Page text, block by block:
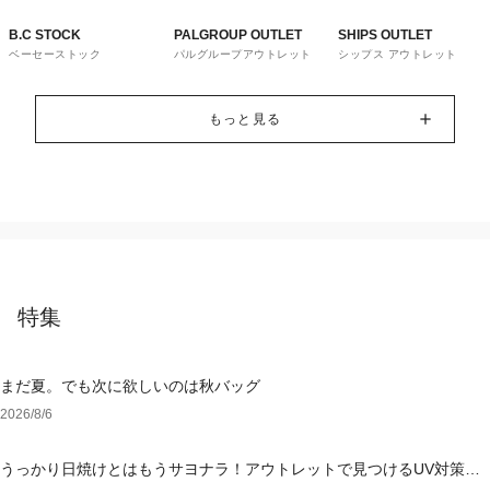
B.C STOCK
ベーセーストック
PALGROUP OUTLET
パルグループアウトレット
SHIPS OUTLET
シップス アウトレット
もっと見る
特集
まだ夏。でも次に欲しいのは秋バッグ
2026/8/6
うっかり日焼けとはもうサヨナラ！アウトレットで見つけるUV対策ウ